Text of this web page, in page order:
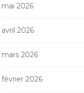
mai 2026
avril 2026
mars 2026
février 2026